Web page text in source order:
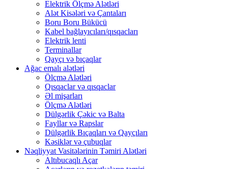
Elektrik Ölçmə Alətləri
Alət Kisələri və Çantaları
Boru Boru Bükücü
Kabel bağlayıcıları/qısqacları
Elektrik lenti
Terminallar
Qayçı və bıçaqlar
Ağac emalı alətləri
Ölçmə Alətləri
Qısqaclar və qısqaclar
Əl mişarları
Ölçmə Alətləri
Dülgərlik Çəkic və Balta
Fayllar və Rapslar
Dülgərlik Bıçaqları və Qayçıları
Kəsiklər və çubuqlar
Nəqliyyat Vasitələrinin Təmiri Alətləri
Altıbucaqlı Açar